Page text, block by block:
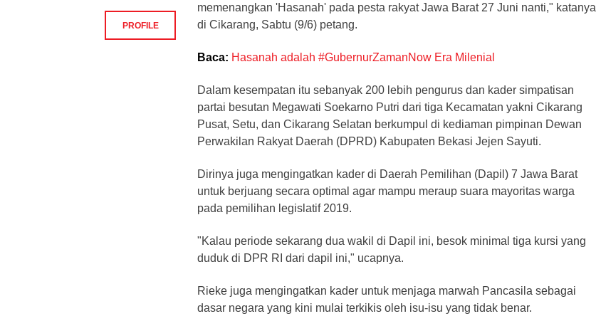
memenangkan 'Hasanah' pada pesta rakyat Jawa Barat 27 Juni nanti," katanya
di Cikarang, Sabtu (9/6) petang.
Baca: Hasanah adalah #GubernurZamanNow Era Milenial
Dalam kesempatan itu sebanyak 200 lebih pengurus dan kader simpatisan
partai besutan Megawati Soekarno Putri dari tiga Kecamatan yakni Cikarang
Pusat, Setu, dan Cikarang Selatan berkumpul di kediaman pimpinan Dewan
Perwakilan Rakyat Daerah (DPRD) Kabupaten Bekasi Jejen Sayuti.
Dirinya juga mengingatkan kader di Daerah Pemilihan (Dapil) 7 Jawa Barat
untuk berjuang secara optimal agar mampu meraup suara mayoritas warga
pada pemilihan legislatif 2019.
"Kalau periode sekarang dua wakil di Dapil ini, besok minimal tiga kursi yang
duduk di DPR RI dari dapil ini," ucapnya.
Rieke juga mengingatkan kader untuk menjaga marwah Pancasila sebagai
dasar negara yang kini mulai terkikis oleh isu-isu yang tidak benar.
PROFILE